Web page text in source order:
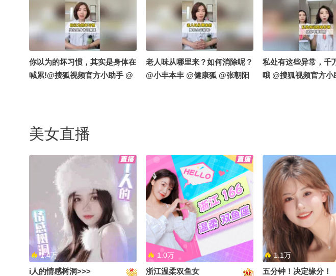
申小申 @涛姐是女神 @妇产科
王贵芳医生 @小狐 @营养师洋
洋
你以为的坏习惯，其实是身体在
喊累!@搜狐视频官方小助手 @
狐 @明星狐 @狐圈圈 @LifeX
生命解码 @后厂村长看大厂
老人味从哪里来？如何消除呢？
@小丰本丰 @健康狐 @张朝阳
私处有这些异常，千
哦 @搜狐视频官方小
唐锦书院–图木舒克的文化润疆
公益课堂@涛姐是女神 @搜狐
视频官方小助手 @小丰本丰 @
健康狐 @张朝阳 @高速公鹿 #
网络主播新疆兵团赋能行# #相
约唐王城##文化润疆非遗添彩
##这就是兵团#
永安湖––藏在大漠深处的人间秘
境@小丰本丰 @健康狐 @张朝
阳 ＃网络主播新疆兵团赋能行
＃文化润疆非遗添彩
沙漠里长不出脆弱的
了浑身是宝的“油莎
播新疆兵团赋能行＃
克#相约唐王城#文化
彩 @成长狐 @张朝
@小丰本丰 @小申小
公鹿 @搜狐视频官方
阿畅酷酷的
美女直播
1.4万
i人的情感树洞>>>
1.0万
浙江温柔双鱼女
1.1万
五分钟！决定缘分！